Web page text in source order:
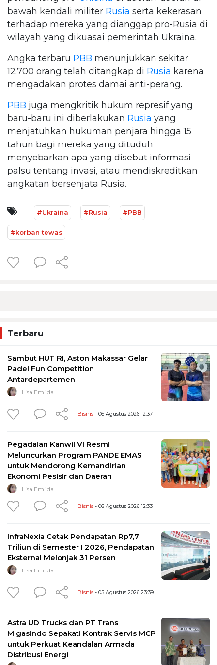
bawah kendali militer Rusia serta kekerasan
terhadap mereka yang dianggap pro-Rusia di
wilayah yang dikuasai pemerintah Ukraina.
Angka terbaru PBB menunjukkan sekitar
12.700 orang telah ditangkap di Rusia karena
mengadakan protes damai anti-perang.
PBB juga mengkritik hukum represif yang
baru-baru ini diberlakukan Rusia yang
menjatuhkan hukuman penjara hingga 15
tahun bagi mereka yang dituduh
menyebarkan apa yang disebut informasi
palsu tentang invasi, atau mendiskreditkan
angkatan bersenjata Rusia.
#Ukraina #Rusia #PBB
#korban tewas
Terbaru
Sambut HUT RI, Aston Makassar Gelar
Padel Fun Competition
Antardepartemen
Lisa Emilda
Bisnis - 06 Agustus 2026 12:37
Pegadaian Kanwil VI Resmi
Meluncurkan Program PANDE EMAS
untuk Mendorong Kemandirian
Ekonomi Pesisir dan Daerah
Lisa Emilda
Bisnis - 06 Agustus 2026 12:33
InfraNexia Cetak Pendapatan Rp7,7
Triliun di Semester I 2026, Pendapatan
Eksternal Melonjak 31 Persen
Lisa Emilda
Bisnis - 05 Agustus 2026 23:39
Astra UD Trucks dan PT Trans
Migasindo Sepakati Kontrak Servis MCP
untuk Perkuat Keandalan Armada
Distribusi Energi